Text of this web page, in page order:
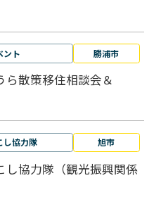
ント 勝浦市
ら散策移住相談会＆
し協力隊 旭市
し協力隊（観光振興関係